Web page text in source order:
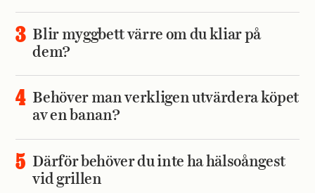
Blir myggbett värre om du kliar på
dem?
Behöver man verkligen utvärdera köpet
av en banan?
Därför behöver du inte ha hälsoångest
vid grillen